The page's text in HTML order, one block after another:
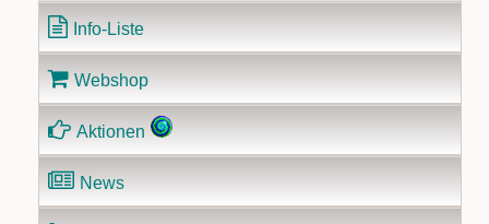
Info-Liste
Webshop
Aktionen
News